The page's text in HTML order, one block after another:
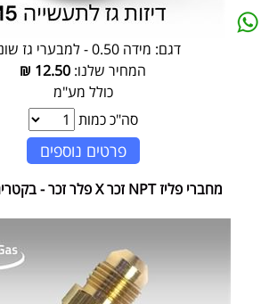
דגם: מידה 0.50 - למבערי גז שונים
המחיר שלנו: 12.50
₪
כולל מע"מ
סה"כ כמות
פרטים נוספים
מחברי פליז NPT זכר X פלר זכר - בקטרים 1/8"-3/4"